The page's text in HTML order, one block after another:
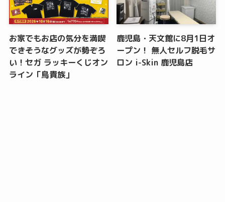
お家でもお店の気分を満喫
できそうなグッズが勢ぞろ
い！セガ ラッキーくじオン
ライン「鳥貴族」
鹿児島・天文館に8月1日オ
ープン！ 無人セルフ脱毛サ
ロン i-Skin 鹿児島店